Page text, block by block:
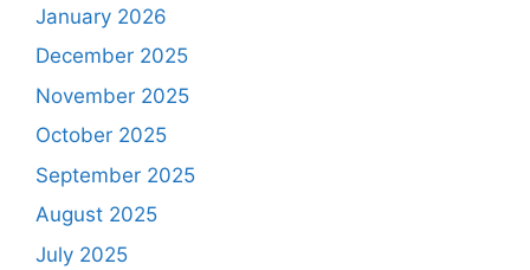
January 2026
December 2025
November 2025
October 2025
September 2025
August 2025
July 2025